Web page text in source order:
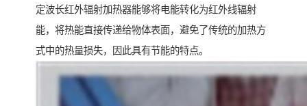
定波长红外辐射加热器能够将电能转化为红外线辐射
能，将热能直接传递给物体表面，避免了传统的加热方
式中的热量损失，因此具有节能的特点。